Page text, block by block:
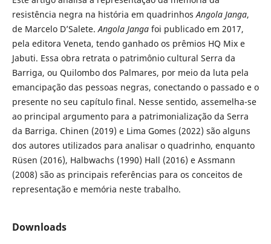
resistência negra na história em quadrinhosAngola Janga,
de Marcelo D’Salete.Angola Jangafoi publicado em 2017,
pela editora Veneta, tendo ganhado os prêmios HQ Mix e
Jabuti. Essa obra retrata o patrimônio cultural Serra da
Barriga, ou Quilombo dos Palmares, por meio da luta pela
emancipação das pessoas negras, conectando o passado e o
presente no seu capítulo final. Nesse sentido, assemelha-se
ao principal argumento para a patrimonialização da Serra
da Barriga. Chinen (2019) e Lima Gomes (2022) são alguns
dos autores utilizados para analisar o quadrinho, enquanto
Rüsen (2016), Halbwachs (1990) Hall (2016) e Assmann
(2008) são as principais referências para os conceitos de
representação e memória neste trabalho.
Downloads